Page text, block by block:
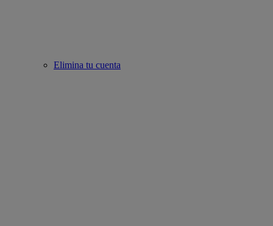
Elimina tu cuenta